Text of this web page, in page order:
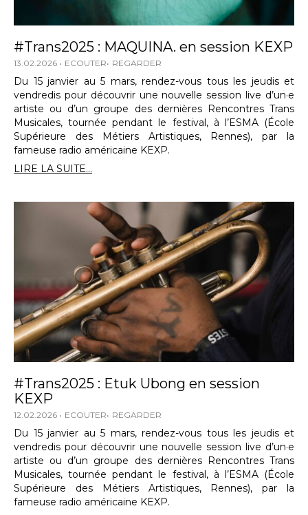
#Trans2025 : MAQUINA. en session KEXP
13.02.2026 ECOUTER REGARDER
Du 15 janvier au 5 mars, rendez-vous tous les jeudis et
vendredis pour découvrir une nouvelle session live d’un·e
artiste ou d’un groupe des dernières Rencontres Trans
Musicales, tournée pendant le festival, à l’ESMA (École
Supérieure des Métiers Artistiques, Rennes), par la
fameuse radio américaine KEXP.
LIRE LA SUITE...
#Trans2025 : Etuk Ubong en session
KEXP
12.02.2026 ECOUTER REGARDER
Du 15 janvier au 5 mars, rendez-vous tous les jeudis et
vendredis pour découvrir une nouvelle session live d’un·e
artiste ou d’un groupe des dernières Rencontres Trans
Musicales, tournée pendant le festival, à l’ESMA (École
Supérieure des Métiers Artistiques, Rennes), par la
fameuse radio américaine KEXP.